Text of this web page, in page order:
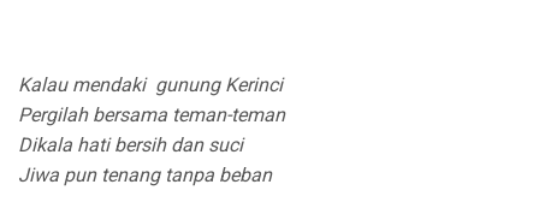
Kalau mendaki gunung Kerinci
Pergilah bersama teman-teman
Dikala hati bersih dan suci
Jiwa pun tenang tanpa beban